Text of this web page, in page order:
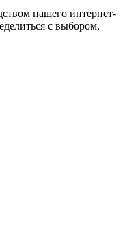
нашего интернет-
с выбором,